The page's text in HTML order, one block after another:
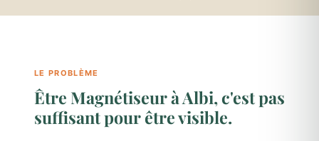
LE PROBLÈME
Être Magnétiseur à Albi, c'est pas
suffisant pour être visible.